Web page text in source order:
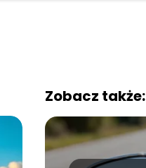
Zobacz także: